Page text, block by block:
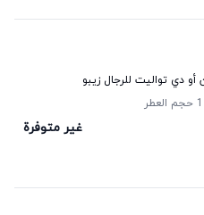
دي تواليت للرجال زيبو
حجم العطر
غير متوفرة